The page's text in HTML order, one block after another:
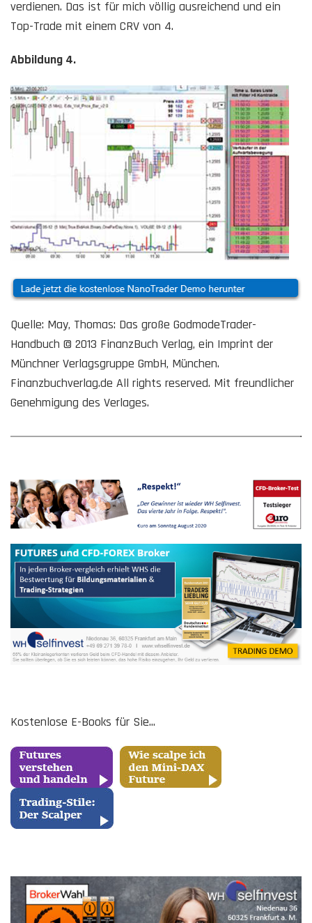
verdienen. Das ist für mich völlig ausreichend und ein
Top-Trade mit einem CRV von 4.
Abbildung 4.
Quelle: May, Thomas: Das große GodmodeTrader-
Handbuch © 2013 FinanzBuch Verlag, ein Imprint der
Münchner Verlagsgruppe GmbH, München.
Finanzbuchverlag.de All rights reserved. Mit freundlicher
Genehmigung des Verlages.
Kostenlose E-Books für Sie...